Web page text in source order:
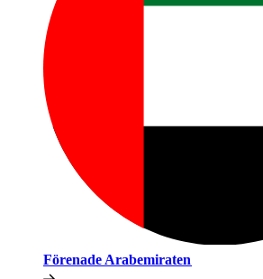
Förenade Arabemiraten​​